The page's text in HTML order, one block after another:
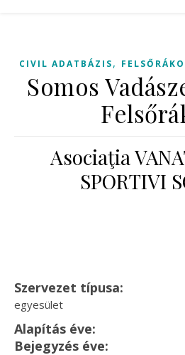
CIVIL ADATBÁZIS,
Somos
Asociaţia
SPORTIVI
Szervezet típusa:
egyesület
Alapítás éve:
Bejegyzés éve: